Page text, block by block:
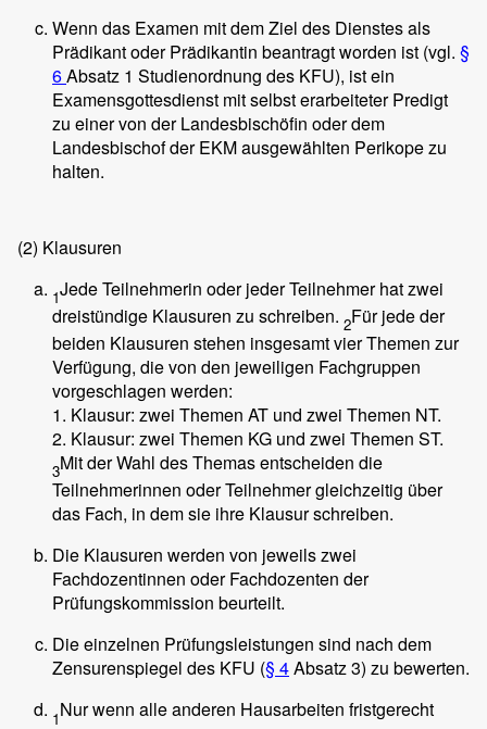
Wenn das Examen mit dem Ziel des Dienstes als
Prädikant oder Prädikantin beantragt worden ist (vgl. §
6Absatz 1 Studienordnung des KFU), ist ein
Examensgottesdienst mit selbst erarbeiteter Predigt
zu einer von der Landesbischöfin oder dem
Landesbischof der EKM ausgewählten Perikope zu
halten.
(2) Klausuren
1Jede Teilnehmerin oder jeder Teilnehmer hat zwei
dreistündige Klausuren zu schreiben. 2Für jede der
beiden Klausuren stehen insgesamt vier Themen zur
Verfügung, die von den jeweiligen Fachgruppen
vorgeschlagen werden:
1. Klausur: zwei Themen AT und zwei Themen NT.
2. Klausur: zwei Themen KG und zwei Themen ST.
3Mit der Wahl des Themas entscheiden die
Teilnehmerinnen oder Teilnehmer gleichzeitig über
das Fach, in dem sie ihre Klausur schreiben.
Die Klausuren werden von jeweils zwei
Fachdozentinnen oder Fachdozenten der
Prüfungskommission beurteilt.
Die einzelnen Prüfungsleistungen sind nach dem
Zensurenspiegel des KFU (§ 4Absatz 3) zu bewerten.
1Nur wenn alle anderen Hausarbeiten fristgerecht